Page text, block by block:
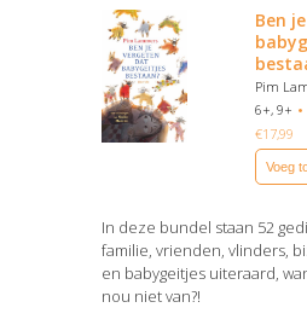
Ben
Pim
6+, 9+
€17,99
Voeg
In deze bundel staan 52
familie, vrienden, vlinders,
en babygeitjes uiteraard,
nou niet van?!